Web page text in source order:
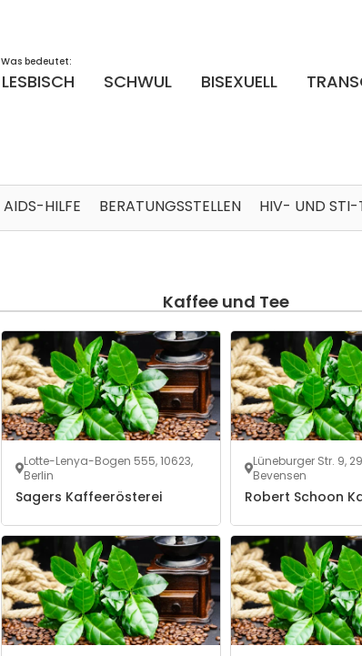
Was bedeutet:
LESBISCH SCHWUL BISEXUELL
AIDS-HILFE BERATUNGSSTELLEN HIV- UND STI-
Kaffee und Tee
Lotte-Lenya-Bogen 555, 10623,
Berlin
Sagers Kaffeerösterei
Lüneburger Str. 9,
Bevensen
Robert Schoon